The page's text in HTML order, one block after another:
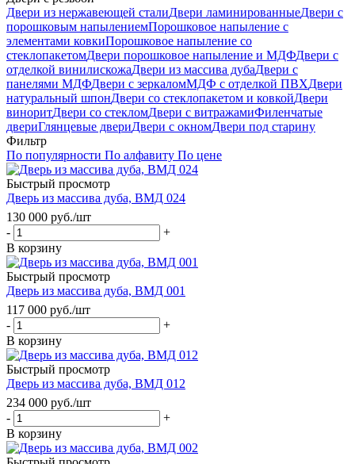
Двери из нержавеющей сталиДвери ламинированныеДвери с
порошковым напылениемПорошковое напыление с
элементами ковкиПорошковое напыление со
стеклопакетомДвери порошковое напыление и МДФДвери с
отделкой винилискожаДвери из массива дубаДвери с
панелями МДФДвери с зеркаломМДФ с отделкой ПВХДвери
натуральный шпонДвери со стеклопакетом и ковкойДвери
виноритДвери со стекломДвери с витражамиФиленчатые
двериГлянцевые двериДвери с окномДвери под старину
Фильтр
По популярности По алфавиту По цене
Быстрый просмотр
Дверь из массива дуба, ВМД 024
130 000 руб./шт
-
+
В корзину
Быстрый просмотр
Дверь из массива дуба, ВМД 001
117 000 руб./шт
-
+
В корзину
Быстрый просмотр
Дверь из массива дуба, ВМД 012
234 000 руб./шт
-
+
В корзину